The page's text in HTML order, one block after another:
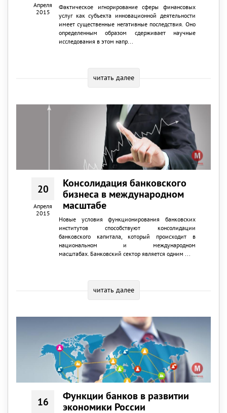
Апреля
2015
Фактическое игнорирование сферы финансовых
услуг как субъекта инновационной деятельности
имеет существенные негативные последствия. Оно
определенным образом сдерживает научные
исследования в этом напр...
читать далее
20
Апреля
2015
Консолидация банковского
бизнеса в международном
масштабе
Новые условия функционирования банковских
институтов способствуют консолидации
банковского капитала, который происходит в
национальном и международном
масштабах. Банковский сектор является одним ...
читать далее
16
Функции банков в развитии
экономики России